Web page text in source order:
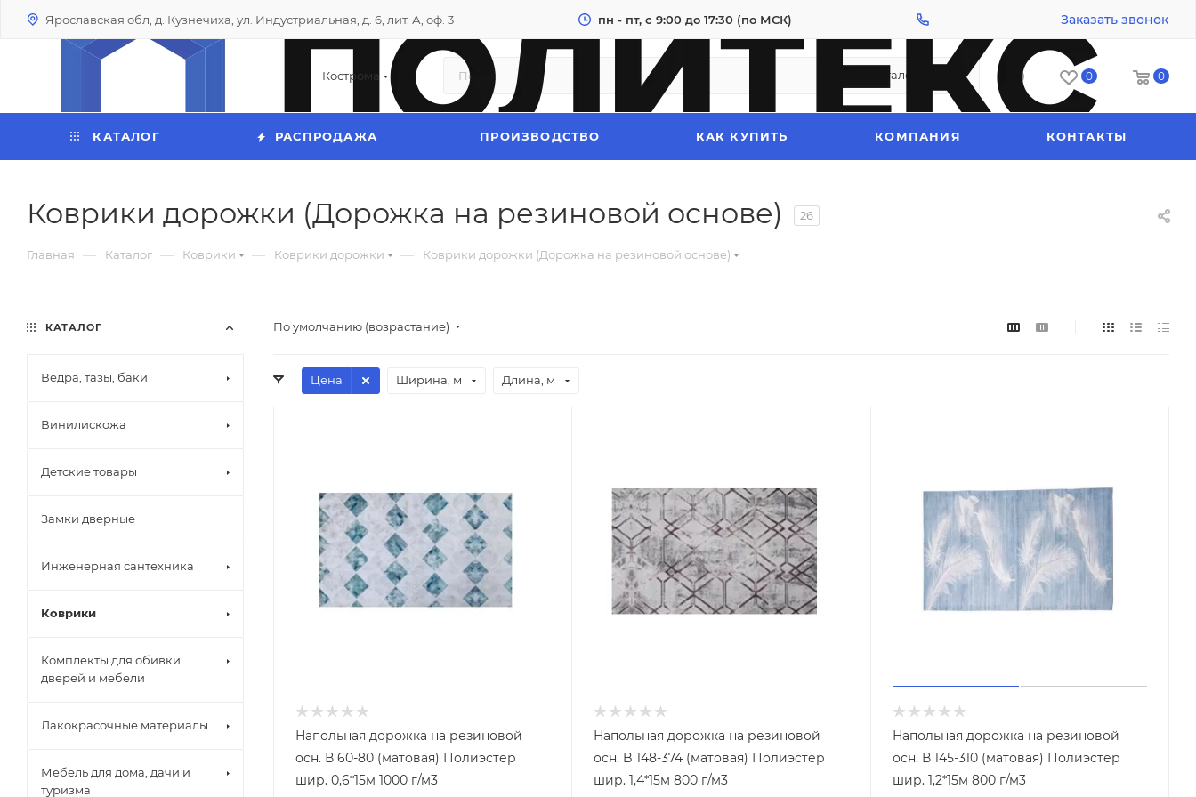
Ярославская обл, д. Кузнечиха, ул. Индустриальная, д. 6, лит. А, оф. 3 пн - пт, с 9:00 до 17:30 (по МСК) Заказать звонок
Кострома Каталог 0 0
КАТАЛОГ РАСПРОДАЖА ПРОИЗВОДСТВО КАК КУПИТЬ КОМПАНИЯ КОНТАКТЫ
Коврики дорожки (Дорожка на резиновой основе) 26
Главная — Каталог — Коврики — Коврики дорожки — Коврики дорожки (Дорожка на резиновой основе)
По умолчанию (возрастание)
Цена Ширина, м Длина, м
Напольная дорожка на резиновой
осн. В 60-80 (матовая) Полиэстер
шир. 0,6*15м 1000 г/м3
Напольная дорожка на резиновой
осн. B 148-374 (матовая) Полиэстер
шир. 1,4*15м 800 г/м3
Напольная дорожка на резиновой
осн. В 145-310 (матовая) Полиэстер
шир. 1,2*15м 800 г/м3
КАТАЛОГ
Ведра, тазы, баки
Винилискожа
Винилискожа Тверь
Детские товары
Замки дверные
Инженерная сантехника
Краны шаровые металлические
Счетчики воды
Подводка газовая ПВХ
Инструменты для прочистки
Коврики
Коврики резиновые PIN MAT
Коврики травка
Коврики универсальные ЭВА
Ковровые дорожки из
вспененного ПВХ
Ковровые дорожки травка
Комплекты для обивки
дверей и мебели
Лакокрасочные материалы
Мебель для дома, дачи и
туризма